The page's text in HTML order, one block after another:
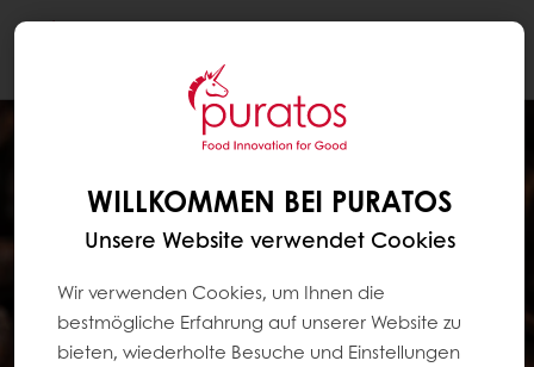
WILLKOMMEN BEI PURATOS
Unsere Website verwendet Cookies
Wir verwenden Cookies, um Ihnen die
bestmögliche Erfahrung auf unserer Website zu
bieten, wiederholte Besuche und Einstellungen